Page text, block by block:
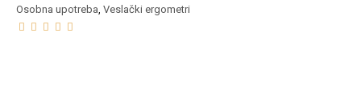
Osobna upotreba ,Veslački ergometri